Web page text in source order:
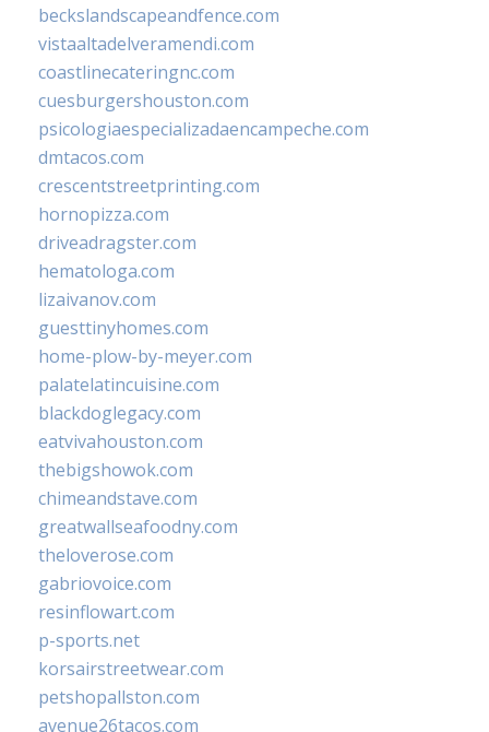
beckslandscapeandfence.com
vistaaltadelveramendi.com
coastlinecateringnc.com
cuesburgershouston.com
psicologiaespecializadaencampeche.com
dmtacos.com
crescentstreetprinting.com
hornopizza.com
driveadragster.com
hematologa.com
lizaivanov.com
guesttinyhomes.com
home-plow-by-meyer.com
palatelatincuisine.com
blackdoglegacy.com
eatvivahouston.com
thebigshowok.com
chimeandstave.com
greatwallseafoodny.com
theloverose.com
gabriovoice.com
resinflowart.com
p-sports.net
korsairstreetwear.com
petshopallston.com
avenue26tacos.com